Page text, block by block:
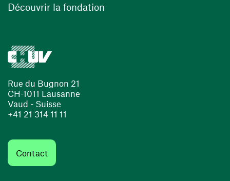
Rue du Bugnon 21
CH-1011 Lausanne
Vaud - Suisse
+41 21 314 11 11
Contact
Découvrir la fondation